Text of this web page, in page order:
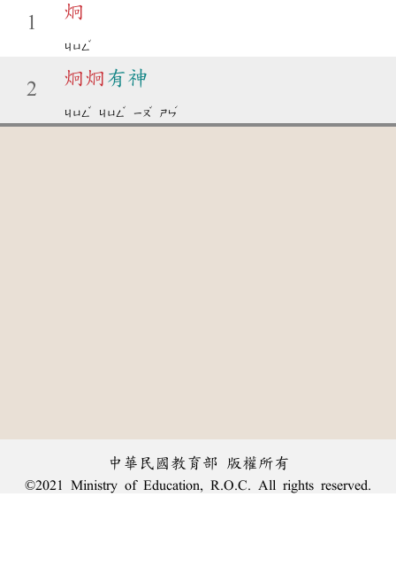
1
炯
ㄐㄩㄥ
ˇ
2
炯炯 有神
ㄐㄩㄥ
ˇ
ㄐㄩㄥ
ˇ
ㄧㄡ
ˇ
ㄕㄣ
ˊ
中華民國教育部 版權所有
©2021 Ministry of Education, R.O.C. All rights reserved.